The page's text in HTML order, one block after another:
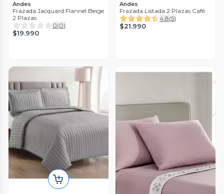
Andes
Frazada Jacquard Flannel Beige
2 Plazas
0(0)
$19.990
Andes
Frazada Listada 2 Plazas Café
4.8(5)
$21.990